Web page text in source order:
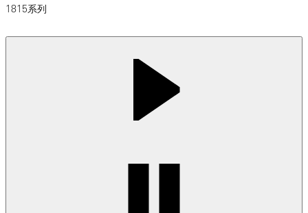
1815系列